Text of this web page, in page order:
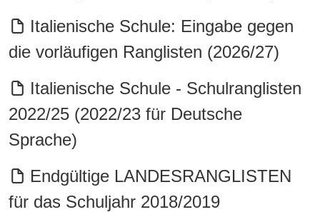
Italienische Schule: Eingabe gegen
die vorläufigen Ranglisten (2026/27)
Italienische Schule - Schulranglisten
2022/25 (2022/23 für Deutsche
Sprache)
Endgültige LANDESRANGLISTEN
für das Schuljahr 2018/2019